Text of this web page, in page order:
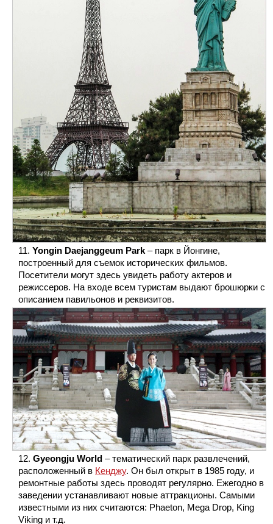
Yongin Daejanggeum Park – парк в Йонгине,
построенный для съемок исторических фильмов.
Посетители могут здесь увидеть работу актеров и
режиссеров. На входе всем туристам выдают брошюрки с
описанием павильонов и реквизитов.
Gyeongju World – тематический парк развлечений,
расположенный в Кенджу. Он был открыт в 1985 году, и
ремонтные работы здесь проводят регулярно. Ежегодно в
заведении устанавливают новые аттракционы. Самыми
известными из них считаются: Phaeton, Mega Drop, King
Viking и т.д.